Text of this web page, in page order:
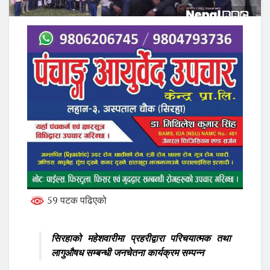
59 पटक पढिएको
सिरहाको महेशवारीमा प्रहरीद्वारा परिचयात्मक तथा
लागुऔषध सम्बन्धी जनचेतना कार्यक्रम सम्पन्न